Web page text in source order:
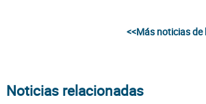
<<Más noticias de
Noticias relacionadas